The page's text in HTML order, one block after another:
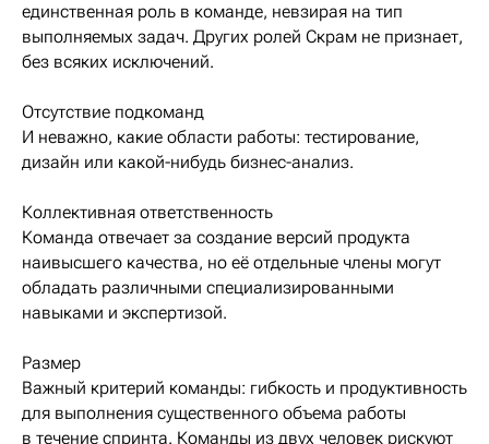
единственная роль в команде, невзирая на тип
выполняемых задач. Других ролей Скрам не признает,
без всяких исключений.
Отсутствие подкоманд
И неважно, какие области работы: тестирование,
дизайн или какой-нибудь бизнес-анализ.
Коллективная ответственность
Команда отвечает за создание версий продукта
наивысшего качества, но её отдельные члены могут
обладать различными специализированными
навыками и экспертизой.
Размер
Важный критерий команды: гибкость и продуктивность
для выполнения существенного объема работы
в течение спринта. Команды из двух человек рискуют